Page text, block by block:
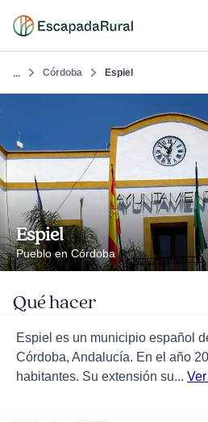
... Córdoba Espiel
Espiel
Pueblo en Córdoba
Qué hacer
Espiel es un municipio español
Córdoba, Andalucía. En el año
habitantes. Su extensión su...